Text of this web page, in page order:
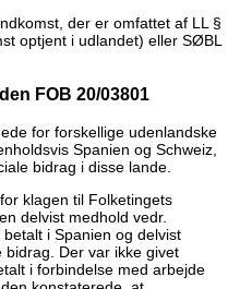
der er omfattet af LL §
optjent i udlandet) eller SØBL
FOB 20/03801
for forskellige udenlandske
Spanien og Schweiz,
bidrag i disse lande.
klagen til Folketingets
delvist medhold vedr.
i Spanien og delvist
Der var ikke givet
i forbindelse med arbejde